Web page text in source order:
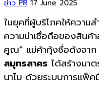
ข่าว PR 17 June 2025
ในยุคที่ผู้บริโภคให้ความ
ความน่าเชื่อถือของสินค้
คูณ” แม่ค้ากุ้งชื่อดังจาก
สมุทรสาคร ได้สร้างมา
นาไม ด้วยระบบการแพ็